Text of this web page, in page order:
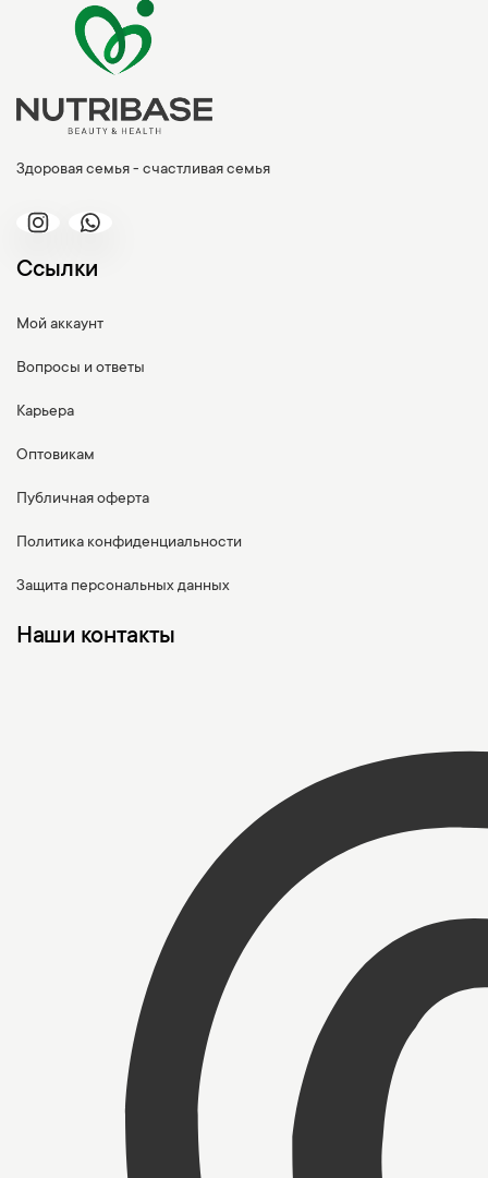
Здоровая семья - счастливая семья
Ссылки
Мой аккаунт
Вопросы и ответы
Карьера
Оптовикам
Публичная оферта
Политика конфиденциальности
Защита персональных данных
Наши контакты